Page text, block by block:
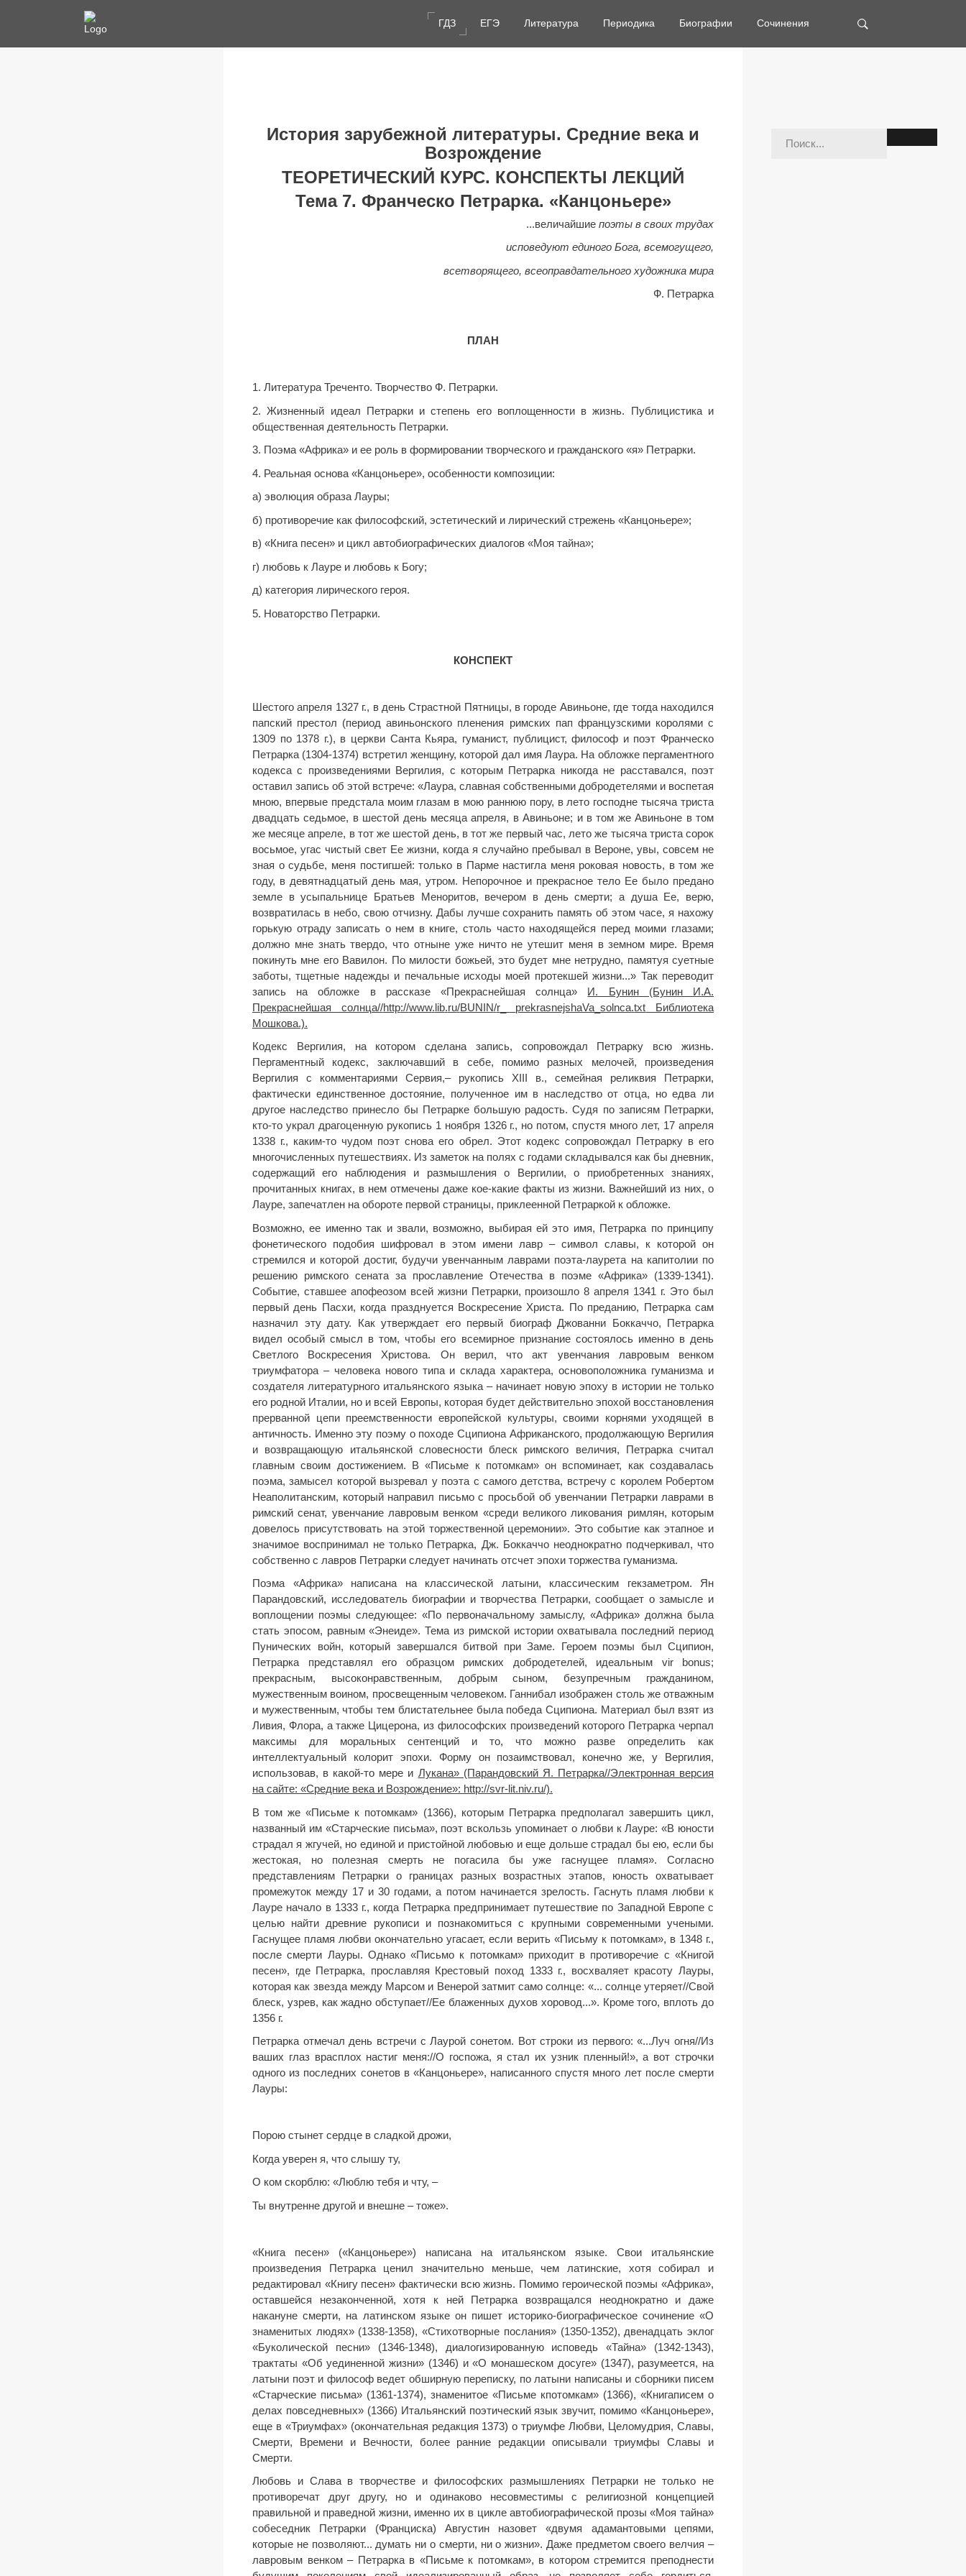
ГДЗ ЕГЭ Литература Периодика Биографии Сочинения
История зарубежной литературы. Средние века и
Возрождение
ТЕОРЕТИЧЕСКИЙ КУРС. КОНСПЕКТЫ ЛЕКЦИЙ
Тема 7. Франческо Петрарка. «Канцоньере»
...величайшие поэты в своих трудах
исповедуют единого Бога, всемогущего,
всетворящего, всеоправдательного художника мира
Ф. Петрарка
ПЛАН
1. Литература Треченто. Творчество Ф. Петрарки.
2. Жизненный идеал Петрарки и степень его воплощенности в жизнь. Публицистика и
общественная деятельность Петрарки.
3. Поэма «Африка» и ее роль в формировании творческого и гражданского «я» Петрарки.
4. Реальная основа «Канцоньере», особенности композиции:
а) эволюция образа Лауры;
б) противоречие как философский, эстетический и лирический стрежень «Канцоньере»;
в) «Книга песен» и цикл автобиографических диалогов «Моя тайна»;
г) любовь к Лауре и любовь к Богу;
д) категория лирического героя.
5. Новаторство Петрарки.
КОНСПЕКТ
Шестого апреля 1327 г., в день Страстной Пятницы, в городе Авиньоне, где тогда находился
папский престол (период авиньонского пленения римских пап французскими королями с
1309 по 1378 г.), в церкви Санта Кьяра, гуманист, публицист, философ и поэт Франческо
Петрарка (1304-1374) встретил женщину, которой дал имя Лаура. На обложке пергаментного
кодекса с произведениями Вергилия, с которым Петрарка никогда не расставался, поэт
оставил запись об этой встрече: «Лаура, славная собственными добродетелями и воспетая
мною, впервые предстала моим глазам в мою раннюю пору, в лето господне тысяча триста
двадцать седьмое, в шестой день месяца апреля, в Авиньоне; и в том же Авиньоне в том
же месяце апреле, в тот же шестой день, в тот же первый час, лето же тысяча триста сорок
восьмое, угас чистый свет Ее жизни, когда я случайно пребывал в Вероне, увы, совсем не
зная о судьбе, меня постигшей: только в Парме настигла меня роковая новость, в том же
году, в девятнадцатый день мая, утром. Непорочное и прекрасное тело Ее было предано
земле в усыпальнице Братьев Меноритов, вечером в день смерти; а душа Ее, верю,
возвратилась в небо, свою отчизну. Дабы лучше сохранить память об этом часе, я нахожу
горькую отраду записать о нем в книге, столь часто находящейся перед моими глазами;
должно мне знать твердо, что отныне уже ничто не утешит меня в земном мире. Время
покинуть мне его Вавилон. По милости божьей, это будет мне нетрудно, памятуя суетные
заботы, тщетные надежды и печальные исходы моей протекшей жизни...» Так переводит
запись на обложке в рассказе «Прекраснейшая солнца» И. Бунин (Бунин И.А.
Прекраснейшая солнца//http://www.lib.ru/BUNIN/r_ prekrasnejshaVa _solnca.txt Библиотека
Мошкова.).
Кодекс Вергилия, на котором сделана запись, сопровождал Петрарку всю жизнь.
Пергаментный кодекс, заключавший в себе, помимо разных мелочей, произведения
Вергилия с комментариями Сервия,– рукопись XIII в., семейная реликвия Петрарки,
фактически единственное достояние, полученное им в наследство от отца, но едва ли
другое наследство принесло бы Петрарке большую радость. Судя по записям Петрарки,
кто-то украл драгоценную рукопись 1 ноября 1326 г., но потом, спустя много лет, 17 апреля
1338 г., каким-то чудом поэт снова его обрел. Этот кодекс сопровождал Петрарку в его
многочисленных путешествиях. Из заметок на полях с годами складывался как бы дневник,
содержащий его наблюдения и размышления о Вергилии, о приобретенных знаниях,
прочитанных книгах, в нем отмечены даже кое-какие факты из жизни. Важнейший из них, о
Лауре, запечатлен на обороте первой страницы, приклеенной Петраркой к обложке.
Возможно, ее именно так и звали, возможно, выбирая ей это имя, Петрарка по принципу
фонетического подобия шифровал в этом имени лавр – символ славы, к которой он
стремился и которой достиг, будучи увенчанным лаврами поэта-лаурета на капитолии по
решению римского сената за прославление Отечества в поэме «Африка» (1339-1341).
Событие, ставшее апофеозом всей жизни Петрарки, произошло 8 апреля 1341 г. Это был
первый день Пасхи, когда празднуется Воскресение Христа. По преданию, Петрарка сам
назначил эту дату. Как утверждает его первый биограф Джованни Боккаччо, Петрарка
видел особый смысл в том, чтобы его всемирное признание состоялось именно в день
Светлого Воскресения Христова. Он верил, что акт увенчания лавровым венком
триумфатора – человека нового типа и склада характера, основоположника гуманизма и
создателя литературного итальянского языка – начинает новую эпоху в истории не только
его родной Италии, но и всей Европы, которая будет действительно эпохой восстановления
прерванной цепи преемственности европейской культуры, своими корнями уходящей в
античность. Именно эту поэму о походе Сципиона Африканского, продолжающую Вергилия
и возвращающую итальянской словесности блеск римского величия, Петрарка считал
главным своим достижением. В «Письме к потомкам» он вспоминает, как создавалась
поэма, замысел которой вызревал у поэта с самого детства, встречу с королем Робертом
Неаполитанским, который направил письмо с просьбой об увенчании Петрарки лаврами в
римский сенат, увенчание лавровым венком «среди великого ликования римлян, которым
довелось присутствовать на этой торжественной церемонии». Это событие как этапное и
значимое воспринимал не только Петрарка, Дж. Боккаччо неоднократно подчеркивал, что
собственно с лавров Петрарки следует начинать отсчет эпохи торжества гуманизма.
Поэма «Африка» написана на классической латыни, классическим гекзаметром. Ян
Парандовский, исследователь биографии и творчества Петрарки, сообщает о замысле и
воплощении поэмы следующее: «По первоначальному замыслу, «Африка» должна была
стать эпосом, равным «Энеиде». Тема из римской истории охватывала последний период
Пунических войн, который завершался битвой при Заме. Героем поэмы был Сципион,
Петрарка представлял его образцом римских добродетелей, идеальным vir bonus;
прекрасным, высоконравственным, добрым сыном, безупречным гражданином,
мужественным воином, просвещенным человеком. Ганнибал изображен столь же отважным
и мужественным, чтобы тем блистательнее была победа Сципиона. Материал был взят из
Ливия, Флора, а также Цицерона, из философских произведений которого Петрарка черпал
максимы для моральных сентенций и то, что можно разве определить как
интеллектуальный колорит эпохи. Форму он позаимствовал, конечно же, у Вергилия,
использовав, в какой-то мере и Лукана» (Парандовский Я. Петрарка//Электронная версия
на сайте: «Средние века и Возрождение»: http://svr-lit.niv.ru/).
В том же «Письме к потомкам» (1366), которым Петрарка предполагал завершить цикл,
названный им «Старческие письма», поэт вскользь упоминает о любви к Лауре: «В юности
страдал я жгучей, но единой и пристойной любовью и еще дольше страдал бы ею, если бы
жестокая, но полезная смерть не погасила бы уже гаснущее пламя». Согласно
представлениям Петрарки о границах разных возрастных этапов, юность охватывает
промежуток между 17 и 30 годами, а потом начинается зрелость. Гаснуть пламя любви к
Лауре начало в 1333 г., когда Петрарка предпринимает путешествие по Западной Европе с
целью найти древние рукописи и познакомиться с крупными современными учеными.
Гаснущее пламя любви окончательно угасает, если верить «Письму к потомкам», в 1348 г.,
после смерти Лауры. Однако «Письмо к потомкам» приходит в противоречие с «Книгой
песен», где Петрарка, прославляя Крестовый поход 1333 г., восхваляет красоту Лауры,
которая как звезда между Марсом и Венерой затмит само солнце: «... солнце утеряет//Свой
блеск, узрев, как жадно обступает//Ее блаженных духов хоровод...». Кроме того, вплоть до
1356 г.
Петрарка отмечал день встречи с Лаурой сонетом. Вот строки из первого: «...Луч огня//Из
ваших глаз врасплох настиг меня://О госпожа, я стал их узник пленный!», а вот строчки
одного из последних сонетов в «Канцоньере», написанного спустя много лет после смерти
Лауры:
Порою стынет сердце в сладкой дрожи,
Когда уверен я, что слышу ту,
О ком скорблю: «Люблю тебя и чту, –
Ты внутренне другой и внешне – тоже».
«Книга песен» («Канцоньере») написана на итальянском языке. Свои итальянские
произведения Петрарка ценил значительно меньше, чем латинские, хотя собирал и
редактировал «Книгу песен» фактически всю жизнь. Помимо героической поэмы «Африка»,
оставшейся незаконченной, хотя к ней Петрарка возвращался неоднократно и даже
накануне смерти, на латинском языке он пишет историко-биографическое сочинение «О
знаменитых людях» (1338-1358), «Стихотворные послания» (1350-1352), двенадцать эклог
«Буколической песни» (1346-1348), диалогизированную исповедь «Тайна» (1342-1343),
трактаты «Об уединенной жизни» (1346) и «О монашеском досуге» (1347), разумеется, на
латыни поэт и философ ведет обширную переписку, по латыни написаны и сборники писем
«Старческие письма» (1361-1374), знаменитое «Письме кпотомкам» (1366), «Книгаписем о
делах повседневных» (1366) Итальянский поэтический язык звучит, помимо «Канцоньере»,
еще в «Триумфах» (окончательная редакция 1373) о триумфе Любви, Целомудрия, Славы,
Смерти, Времени и Вечности, более ранние редакции описывали триумфы Славы и
Смерти.
Любовь и Слава в творчестве и философских размышлениях Петрарки не только не
противоречат друг другу, но и одинаково несовместимы с религиозной концепцией
правильной и праведной жизни, именно их в цикле автобиографической прозы «Моя тайна»
собеседник Петрарки (Франциска) Августин назовет «двумя адамантовыми цепями,
которые не позволяют... думать ни о смерти, ни о жизни». Даже предметом своего велчия –
лавровым венком – Петрарка в «Письме к потомкам», в котором стремится преподнести